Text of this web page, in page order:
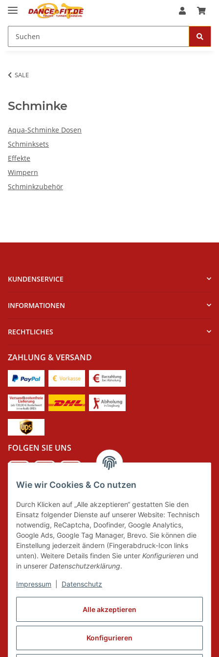
Alle akzeptieren
Konfigurieren
Wie wir Cookies & Co nutzen
Durch Klicken auf „Alle akzeptieren“ gestatten Sie den
Einsatz folgender Dienste auf unserer Website: Technisch
notwendig, ReCaptcha, Doofinder, Google Analytics,
Google Ads, Google Tag Manager, Brevo. Sie können die
Einstellung jederzeit ändern (Fingerabdruck-Icon links
unten). Weitere Details finden Sie unter Konfigurieren und
in unserer Datenschutzerklärung.
Impressum Datenschutz
SALE
Schminke
Aqua-Schminke Dosen
Schminksets
Effekte
Wimpern
Schminkzubehör
KUNDENSERVICE
INFORMATIONEN
RECHTLICHES
ZAHLUNG & VERSAND
FOLGEN SIE UNS
Wir tragen Verantwortung und erfüllen unsere
Pflichten zur Systembeteiligung nach dem
Verpackungsgesetz.
FAIRCOMMERCE
Wir sind seit 04.12.2015 Mitglied der Initiative
Vertrag widerrufen